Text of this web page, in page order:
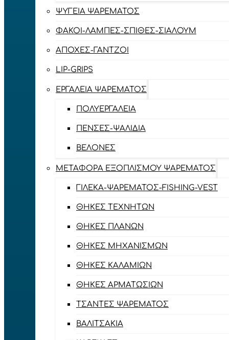
ΨΥΓΕΊΑ ΨΑΡΈΜΑΤΟΣ
ΦΑΚΟΊ-ΛΆΜΠΕΣ-ΣΠΊΘΕΣ-ΣΊΑΛΟΥΜ
ΑΠΌΧΕΣ-ΓΆΝΤΖΟΙ
LIP-GRIPS
EΡΓΑΛΕΊΑ ΨΑΡΈΜΑΤΟΣ
ΠΟΛΥΕΡΓΑΛΕΊΑ
ΠΈΝΣΕΣ-ΨΑΛΊΔΙΑ
ΒΕΛΌΝΕΣ
ΜΕΤΑΦΟΡΆ ΕΞΟΠΛΙΣΜΟΎ ΨΑΡΈΜΑΤΟΣ
ΓΙΛΈΚΑ-ΨΑΡΈΜΑΤΟΣ-FISHING-VEST
ΘΉΚΕΣ ΤΕΧΝΗΤΏΝ
ΘΉΚΕΣ ΠΛΆΝΩΝ
ΘΉΚΕΣ ΜΗΧΑΝΙΣΜΏΝ
ΘΉΚΕΣ ΚΑΛΑΜΙΏΝ
ΘΉΚΕΣ ΑΡΜΑΤΩΣΙΏΝ
ΤΣΆΝΤΕΣ ΨΑΡΈΜΑΤΟΣ
ΒΑΛΙΤΣΆΚΙΑ